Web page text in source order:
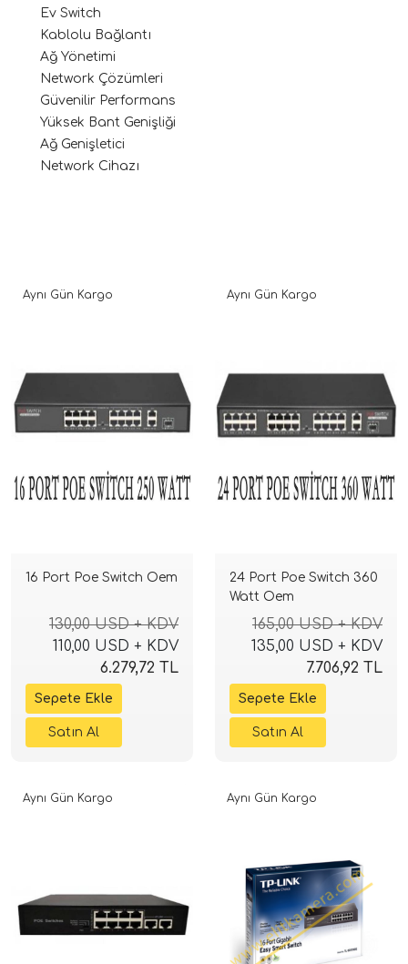
Ev Switch
Kablolu Bağlantı
Ağ Yönetimi
Network Çözümleri
Güvenilir Performans
Yüksek Bant Genişliği
Ağ Genişletici
Network Cihazı
16 Port Poe Switch Oem
130,00 USD + KDV
110,00 USD + KDV
6.279,72 TL
Aynı Gün Kargo
24 Port Poe Switch 360
Watt Oem
165,00 USD + KDV
135,00 USD + KDV
7.706,92 TL
Aynı Gün Kargo
Aynı Gün Kargo Aynı Gün Kargo